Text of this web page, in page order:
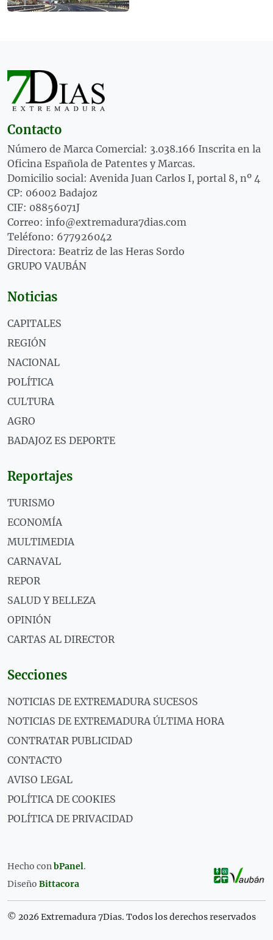
Contacto
Número de Marca Comercial: 3.038.166 Inscrita en la
Oficina Española de Patentes y Marcas.
Domicilio social: Avenida Juan Carlos I, portal 8, nº 4
CP: 06002 Badajoz
CIF: 08856071J
Correo: info@extremadura7dias.com
Teléfono: 677926042
Directora: Beatriz de las Heras Sordo
GRUPO VAUBÁN
Noticias
CAPITALES
REGIÓN
NACIONAL
POLÍTICA
CULTURA
AGRO
BADAJOZ ES DEPORTE
Reportajes
TURISMO
ECONOMÍA
MULTIMEDIA
CARNAVAL
REPOR
SALUD Y BELLEZA
OPINIÓN
CARTAS AL DIRECTOR
Secciones
NOTICIAS DE EXTREMADURA SUCESOS
NOTICIAS DE EXTREMADURA ÚLTIMA HORA
CONTRATAR PUBLICIDAD
CONTACTO
AVISO LEGAL
POLÍTICA DE COOKIES
POLÍTICA DE PRIVACIDAD
Hecho conbPanel.
Diseño Bittacora
© 2026 Extremadura 7Dias. Todos los derechos reservados